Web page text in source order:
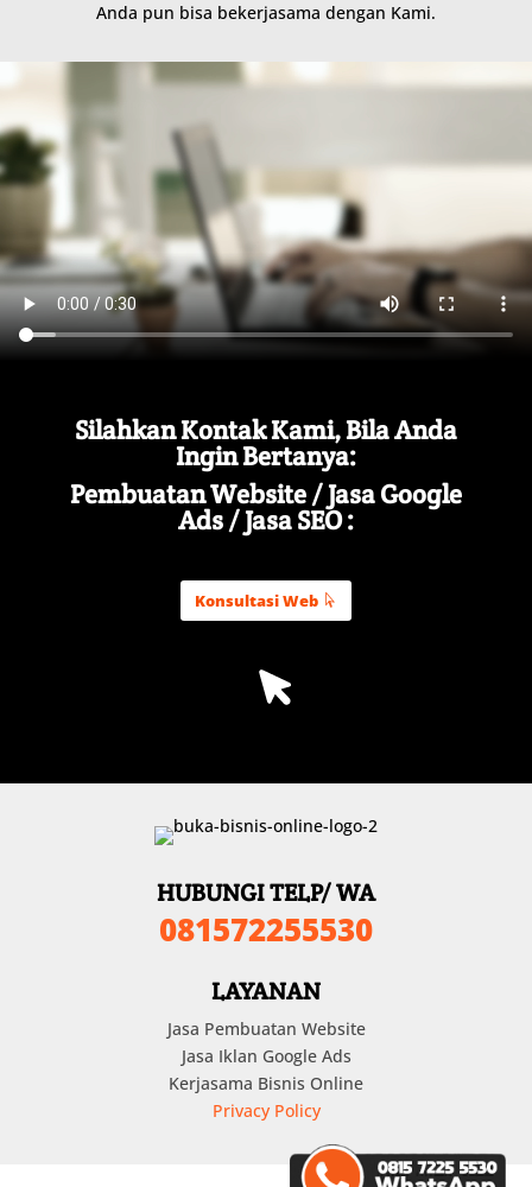
Anda pun bisa bekerjasama dengan Kami.
Silahkan Kontak Kami, Bila Anda
Ingin Bertanya:
Pembuatan Website / Jasa Google
Ads / Jasa SEO :
Konsultasi Web
HUBUNGI TELP/ WA
081572255530
LAYANAN
Jasa Pembuatan Website
Jasa Iklan Google Ads
Kerjasama Bisnis Online
Privacy Policy